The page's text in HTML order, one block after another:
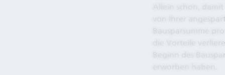
von Ihrer
die Vorteile
Beginn des